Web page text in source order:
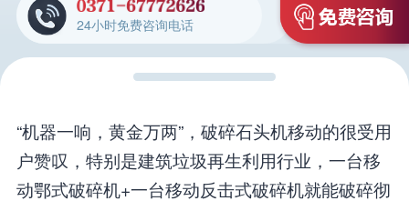
24小时免费咨询电话
“机器一响，黄金万两”，破碎石头机移动的很受用
户赞叹，特别是建筑垃圾再生利用行业，一台移
动鄂式破碎机+一台移动反击式破碎机就能破碎彻